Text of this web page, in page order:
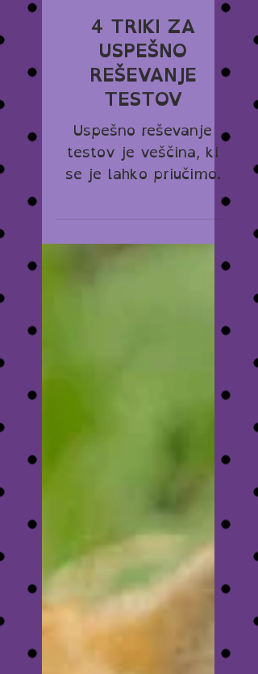
4 TRIKI ZA
USPEŠNO
REŠEVANJE
TESTOV
testov je veščina, ki
se je lahko priučimo.